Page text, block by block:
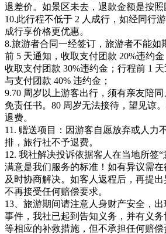
退差价。如景区未去，退款金额是按照
10.此行程不低于 2 人成行，如经同行
成行享价格更优惠。
8.旅游者合同一经签订，旅游者不能如
前 5 天通知，收取支付团款 20%违约金
收取支付团款 30%违约金；行程前 1
与支付团款 40% 违约金；
9.70 周岁以上游客出行，须有亲友陪
免责任书。80 周岁无法接待，望见谅
退费。
11. 赠送项目：因游客自愿放弃或人力
排，旅行社不予退费。
12. 我社解决投诉依据客人在当地所签
满意是我们服务的标准！如有异议需
及时协商解决。如客人返程后，再提出
不再接受任何赔偿要求。
13、旅游期间请注意人身财产安全，
事件，我社已起到告知义务，并有义
等相应的补救措施，但不承担任何赔偿